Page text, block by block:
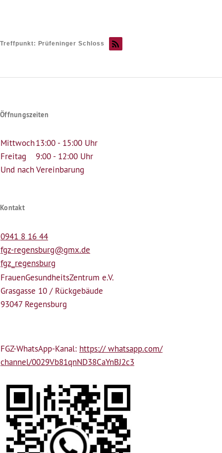
Treffpunkt: Prüfeninger Schloss
Öffnungszeiten
Mittwoch13:00 - 15:00 Uhr
Freitag
9:00 - 12:00 Uhr
Und nach Vereinbarung
Kontakt
0941 8 16 44
fgz-regensburg@gmx.de
fgz_regensburg
Frauen­Gesundheits­Zentrum e.V.
Grasgasse 10 / Rückgebäude
93047 Regensburg
FGZ-WhatsApp-Kanal: https:// whatsapp.com/
channel/0029Vb81qnND38CaYnBJ2c3